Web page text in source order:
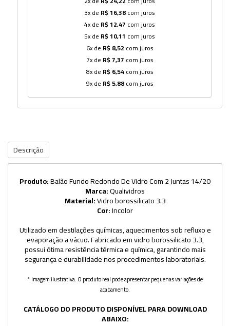
3x de R$ 16,38com juros
4x de R$ 12,47 com juros
5x de R$ 10,11 com juros
6x de R$ 8,52 com juros
7x de R$ 7,37 com juros
8x de R$ 6,54com juros
9x de R$ 5,88com juros
Descrição
Produto:Balão Fundo Redondo De Vidro Com 2 Juntas 14/20
Marca:Qualividros
Material:Vidro borossilicato 3.3
Cor:Incolor
Utilizado em destilações químicas, aquecimentos sob refluxo e
evaporação a vácuo. Fabricado em vidro borossilicato 3.3,
possui ótima resistência térmica e química, garantindo mais
segurança e durabilidade nos procedimentos laboratoriais.
* Imagem ilustrativa. O produto real pode apresentar pequenas variações de
acabamento.
CATÁLOGO DO PRODUTO DISPONÍVEL PARA DOWNLOAD
ABAIXO: